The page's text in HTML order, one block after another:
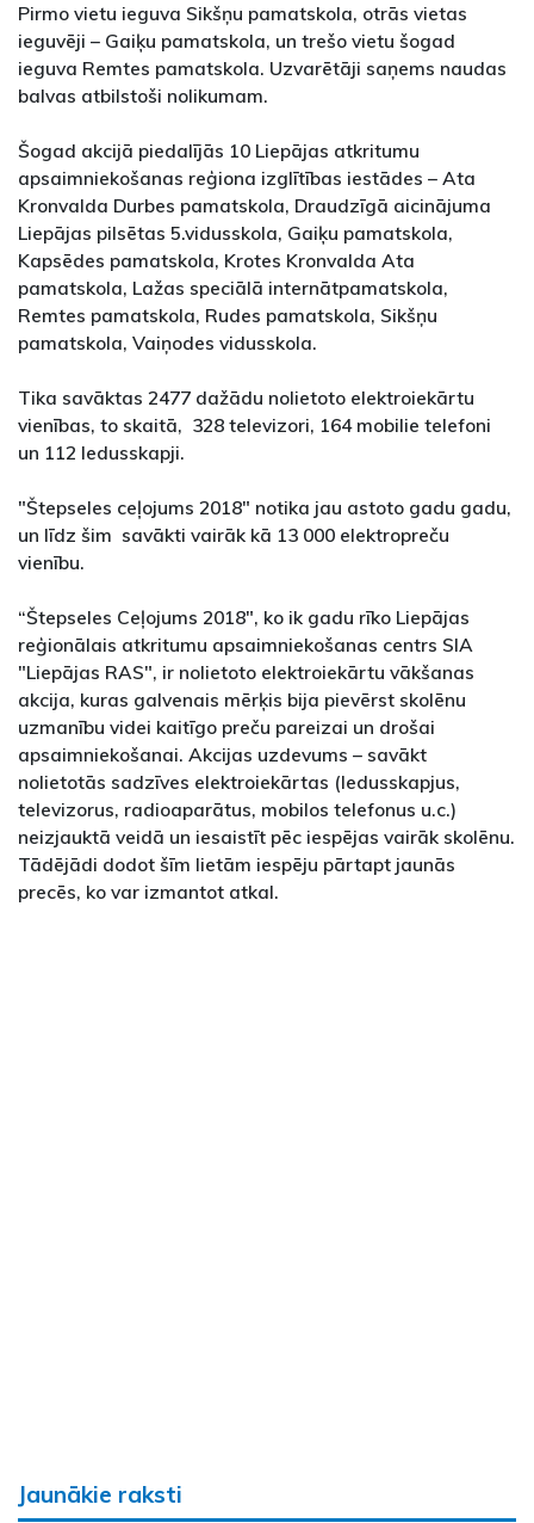
Pirmo vietu ieguva Sikšņu pamatskola, otrās vietas
ieguvēji – Gaiķu pamatskola, un trešo vietu šogad
ieguva Remtes pamatskola. Uzvarētāji saņems naudas
balvas atbilstoši nolikumam.
Šogad akcijā piedalījās 10 Liepājas atkritumu
apsaimniekošanas reģiona izglītības iestādes – Ata
Kronvalda Durbes pamatskola, Draudzīgā aicinājuma
Liepājas pilsētas 5.vidusskola, Gaiķu pamatskola,
Kapsēdes pamatskola, Krotes Kronvalda Ata
pamatskola, Lažas speciālā internātpamatskola,
Remtes pamatskola, Rudes pamatskola, Sikšņu
pamatskola, Vaiņodes vidusskola.
Tika savāktas 2477 dažādu nolietoto elektroiekārtu
vienības, to skaitā, 328 televizori, 164 mobilie telefoni
un 112 ledusskapji.
"Štepseles ceļojums 2018" notika jau astoto gadu gadu,
un līdz šim savākti vairāk kā 13 000 elektropreču
vienību.
“Štepseles Ceļojums 2018", ko ik gadu rīko Liepājas
reģionālais atkritumu apsaimniekošanas centrs SIA
"Liepājas RAS", ir nolietoto elektroiekārtu vākšanas
akcija, kuras galvenais mērķis bija pievērst skolēnu
uzmanību videi kaitīgo preču pareizai un drošai
apsaimniekošanai. Akcijas uzdevums – savākt
nolietotās sadzīves elektroiekārtas (ledusskapjus,
televizorus, radioaparātus, mobilos telefonus u.c.)
neizjauktā veidā un iesaistīt pēc iespējas vairāk skolēnu.
Tādējādi dodot šīm lietām iespēju pārtapt jaunās
precēs, ko var izmantot atkal.
Jaunākie raksti